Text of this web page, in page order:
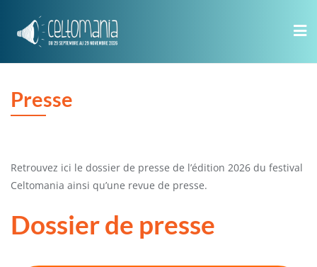
content
Presse
Retrouvez ici le dossier de presse de l’édition 2026 du festival
Celtomania ainsi qu’une revue de presse.
Dossier de presse